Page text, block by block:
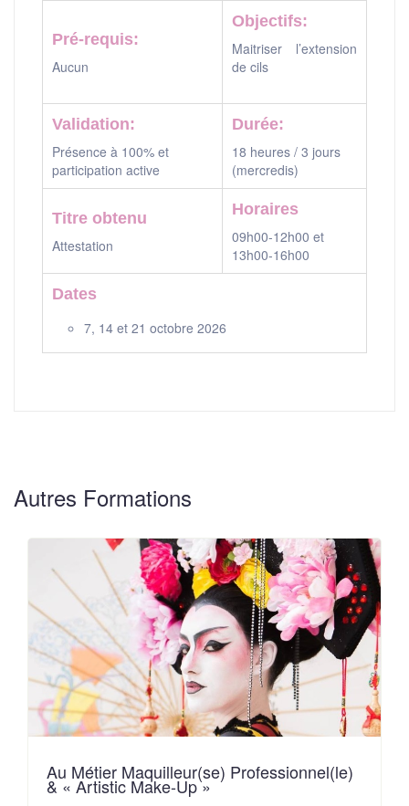
Pré-requis:
Aucun
Objectifs:
Maitriser l’extension
de cils
Validation:
Présence à 100% et
participation active
Durée:
18 heures / 3 jours
(mercredis)
Titre obtenu
Attestation
Horaires
09h00-12h00 et
13h00-16h00
Dates
7, 14 et 21 octobre 2026
Autres Formations
Au Métier Maquilleur(se) Professionnel(le)
& « Artistic Make-Up »